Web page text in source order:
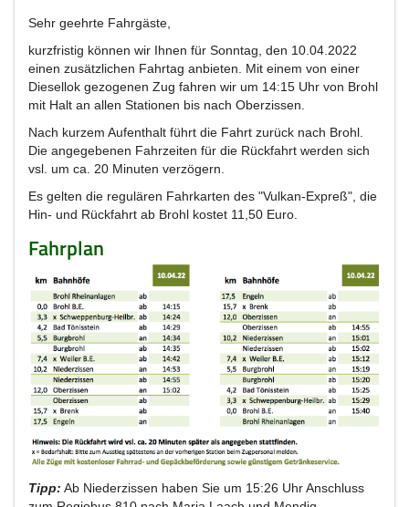
Sehr geehrte Fahrgäste,
kurzfristig können wir Ihnen für Sonntag, den 10.04.2022
einen zusätzlichen Fahrtag anbieten. Mit einem von einer
Diesellok gezogenen Zug fahren wir um 14:15 Uhr von Brohl
mit Halt an allen Stationen bis nach Oberzissen.
Nach kurzem Aufenthalt führt die Fahrt zurück nach Brohl.
Die angegebenen Fahrzeiten für die Rückfahrt werden sich
vsl. um ca. 20 Minuten verzögern.
Es gelten die regulären Fahrkarten des "Vulkan-Expreß", die
Hin- und Rückfahrt ab Brohl kostet 11,50 Euro.
Fahrplan
Tipp: Ab Niederzissen haben Sie um 15:26 Uhr Anschluss